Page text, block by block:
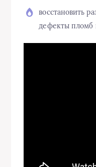
восстановить
дефекты пломб